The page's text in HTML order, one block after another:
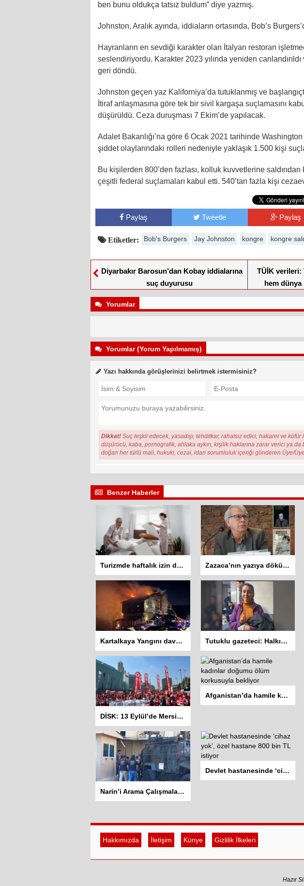
ben bunu oldukça tatsız buldum” diye yazmış.
Johnston, Aralık ayında, iddiaların ortasında, Bob’s
Hayranların en sevdiği karakter olan İtalyan restoran
seslendiriyordu. Karakter 2023 yılında yeniden
geri döndü.
Johnston geçen yaz Kaliforniya’da tutuklanmış ve
İtiraf anlaşmasına göre tek bir sivil kargaşa suçlamasını
düşürüldü. Ceza duruşması 7 Ekim’de yapılacak.
Adalet Bakanlığı’na göre 6 Ocak 2021 tarihinde
şiddet olaylarındaki rolleri nedeniyle yaklaşık 1.500 kişi
Bu kişilerden 800’den fazlası, kolluk kuvvetlerine saldırıdan
çeşitli federal suçlamaları kabul etti. 540’tan fazla kişi
Paylaş Tweetle Paylaş
Etiketler: Bob's Burgers Jay Johnston kongre kongre
Diyarbakır Barosun’dan Kobay iddialarına
suç duyurusu
TÜİK verileri:
hem dünya
Yorumlar
Yorumlar (Yorum Yapılmamış)
Yazı hakkında görüşlerinizi belirtmek istermisiniz?
Dikkat! Suç teşkil edecek, yasadışı, tehditkar, rahatsız edici, hakaret ve küfür
düşürücü, kaba, pornografik, ahlaka aykırı, kişilik haklarına zarar verici ya
doğan her türlü mali, hukuki, cezai, idari sorumluluk içeriği gönderen Üye/
Benzer Haberler
Turizmde haftalık izin düzenlemesi tartışma yarattı: İşçiler 10 gün çalışmadan izin kullanamayacak Zazaca’nın yazıya dökülen sesi: Mehemed Malmîsanij
Kartalkaya Yangını davasında dört sanığa ev hapsi kararı Tutuklu gazeteci: Halkın haber alma hakkını savunacağız
DİSK: 13 Eylül’de Mersin’den başlayarak mitingler yapacağız
Afganistan’da hamile kadınlar doğumu ölüm korkusuyla bekliyor
Narin’i Arama Çalışmaları 13. Gününde: Amcası adliyeye sevk edildi
Devlet hastanesinde ‘cihaz yok’, özel hastane 800 bin TL istiyor
Hakkımızda İletişim Künye Gizlilik İlkeleri
Hazır